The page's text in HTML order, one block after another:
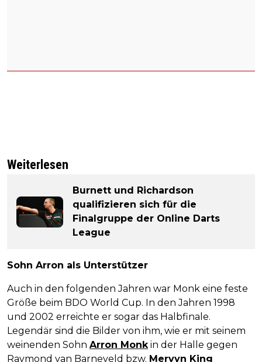
Weiterlesen
Burnett und Richardson
qualifizieren sich für die
Finalgruppe der Online Darts
League
Sohn Arron als Unterstützer
Auch in den folgenden Jahren war Monk eine feste
Größe beim BDO World Cup. In den Jahren 1998
und 2002 erreichte er sogar das Halbfinale.
Legendär sind die Bilder von ihm, wie er mit seinem
weinenden Sohn Arron Monkin der Halle gegen
Raymond van Barneveld bzw. Mervyn King